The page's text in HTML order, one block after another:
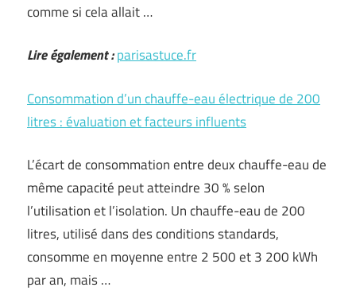
comme si cela allait …
Lire également :parisastuce.fr
Consommation d’un chauffe-eau électrique de 200
litres : évaluation et facteurs influents
L’écart de consommation entre deux chauffe-eau de
même capacité peut atteindre 30 % selon
l’utilisation et l’isolation. Un chauffe-eau de 200
litres, utilisé dans des conditions standards,
consomme en moyenne entre 2 500 et 3 200 kWh
par an, mais …